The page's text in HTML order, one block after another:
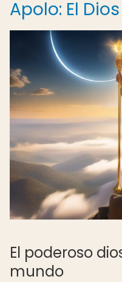
Apolo: El
El poderoso
mundo